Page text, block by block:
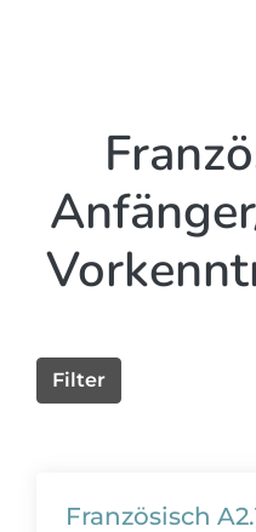
Filter
Französisch